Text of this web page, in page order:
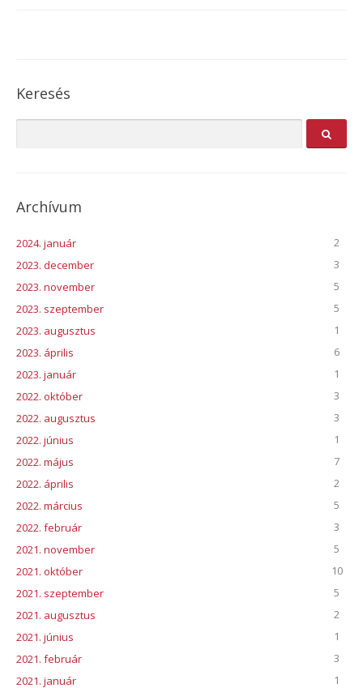
Keresés
Archívum
2024. január
2
2023. december
3
2023. november
5
2023. szeptember
5
2023. augusztus
1
2023. április
6
2023. január
1
2022. október
3
2022. augusztus
3
2022. június
1
2022. május
7
2022. április
2
2022. március
5
2022. február
3
2021. november
5
2021. október
10
2021. szeptember
5
2021. augusztus
2
2021. június
1
2021. február
3
2021. január
1